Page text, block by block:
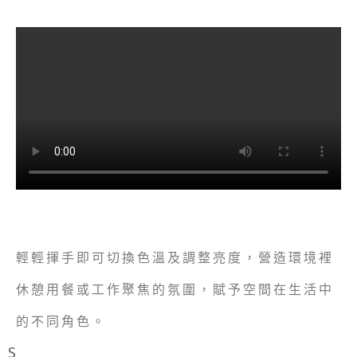
輕輕揮手即可切換色溫及調整亮度，營造環境裡
休憩用餐或工作聚焦的氛圍，賦予空間在生活中
的不同角色。
S